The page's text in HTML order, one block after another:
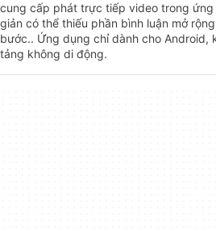
cung cấp phát trực tiếp video trong
giản có thể thiếu phần bình luận mở
bước.. Ứng dụng chỉ dành cho Android,
tảng không di động.